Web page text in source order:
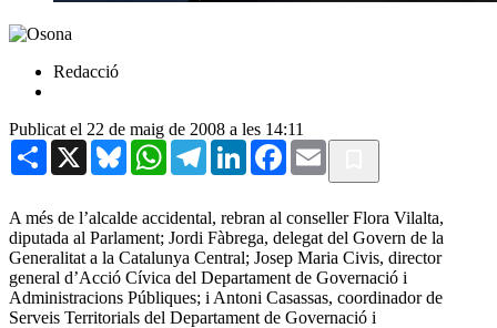
Redacció
Publicat el 22 de maig de 2008 a les 14:11
Share X BlueskyWhatsAppTelegramLinkedInFacebook
Email
A més de l’alcalde accidental, rebran al conseller Flora Vilalta,
diputada al Parlament; Jordi Fàbrega, delegat del Govern de la
Generalitat a la Catalunya Central; Josep Maria Civis, director
general d’Acció Cívica del Departament de Governació i
Administracions Públiques; i Antoni Casassas, coordinador de
Serveis Territorials del Departament de Governació i